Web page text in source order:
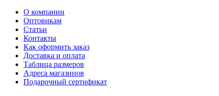
О компании
Оптовикам
Статьи
Контакты
Как оформить заказ
Доставка и оплата
Таблица размеров
Адреса магазинов
Подарочный сертификат